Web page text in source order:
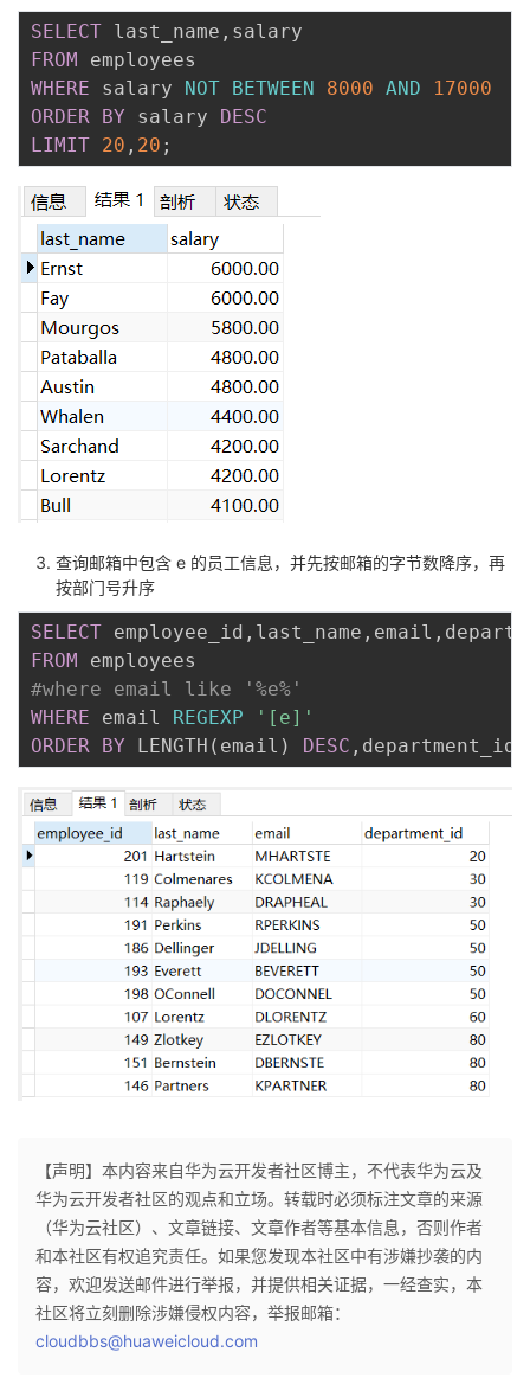
SELECT last_name ,
FROM
WHERE salary NOT BETWEEN 8000 AND
17000
ORDER
BY salary
DESC
LIMIT 20 , 20 ;
查询邮箱中包含 e 的员工信息，并先按邮箱的字节数降序，再
按部门号升序
SELECT employee_id , last_name , email ,
FROM
#where email like '%e%'
WHERE email REGEXP
'[e]'
ORDER
BY LENGTH ( email ) DESC , department_id
【声明】本内容来自华为云开发者社区博主，不代表华为云及
华为云开发者社区的观点和立场。转载时必须标注文章的来源
（华为云社区）、文章链接、文章作者等基本信息，否则作者
和本社区有权追究责任。如果您发现本社区中有涉嫌抄袭的内
容，欢迎发送邮件进行举报，并提供相关证据，一经查实，本
社区将立刻删除涉嫌侵权内容，举报邮箱：
cloudbbs@huaweicloud.com